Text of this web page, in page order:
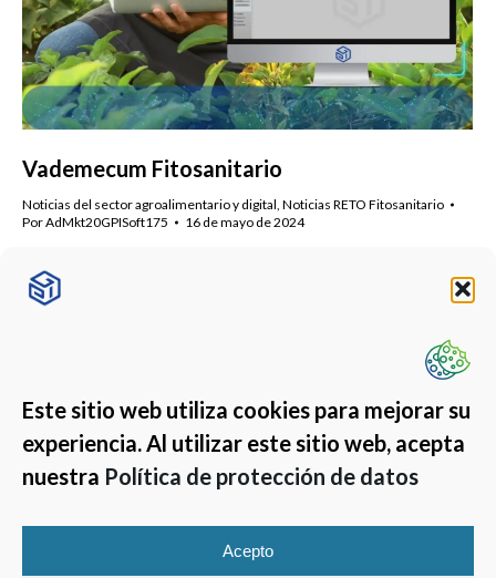
Este sitio web utiliza cookies para mejorar su
experiencia. Al utilizar este sitio web, acepta
nuestra Política de protección de datos
Acepto
Vademecum Fitosanitario
Noticias del sector agroalimentario y digital Noticias RETO Fitosanitario
PorAdMkt20GPISoft175 16 de mayo de 2024
Fitosanitario, es el registro que recopila todos los cambios
que se producen en las fichas de los fitosanitarios.